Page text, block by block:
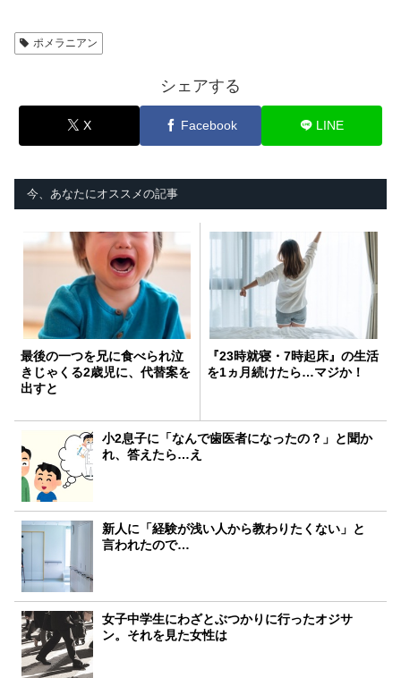
ポメラニアン
シェアする
X Facebook LINE
今、あなたにオススメの記事
最後の一つを兄に食べられ泣
きじゃくる2歳児に、代替案を
出すと
『23時就寝・7時起床』の生活
を1ヵ月続けたら…マジか！
小2息子に「なんで歯医者になったの？」と聞か
れ、答えたら…え
新人に「経験が浅い人から教わりたくない」と
言われたので…
女子中学生にわざとぶつかりに行ったオジサ
ン。それを見た女性は